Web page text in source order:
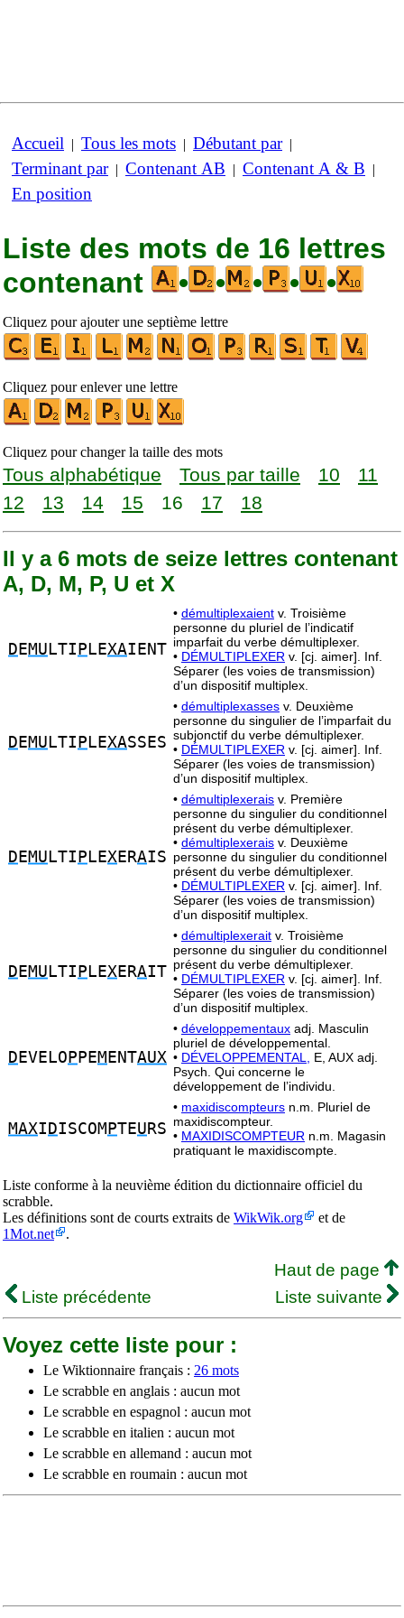
Accueil | Tous les mots | Débutant par|
Terminant par| Contenant AB | Contenant A & B |
En position
Liste des mots de 16 lettres
contenant
• • • • •
Cliquez pour ajouter une septième lettre
Cliquez pour enlever une lettre
Cliquez pour changer la taille des mots
Tous alphabétique Tous par taille 10
11
12
13 14 15 16 17 18
Il y a 6 mots de seize lettres contenant
A, D, M, P, U et X
D EMU LTI P LEXAIENT
• démultiplexaient v. Troisième
personne du pluriel de l’indicatif
imparfait du verbe démultiplexer.
• DÉMULTIPLEXER v. [cj. aimer]. Inf.
Séparer (les voies de transmission)
d’un dispositif multiplex.
D EMU LTI P LEXASSES
• démultiplexasses v. Deuxième
personne du singulier de l’imparfait du
subjonctif du verbe démultiplexer.
• DÉMULTIPLEXER v. [cj. aimer]. Inf.
Séparer (les voies de transmission)
d’un dispositif multiplex.
D EMU LTI P LEXERAIS
• démultiplexerais v. Première
personne du singulier du conditionnel
présent du verbe démultiplexer.
• démultiplexerais v. Deuxième
personne du singulier du conditionnel
présent du verbe démultiplexer.
• DÉMULTIPLEXER v. [cj. aimer]. Inf.
Séparer (les voies de transmission)
d’un dispositif multiplex.
D EMU LTI P LEXERAIT
• démultiplexerait v. Troisième
personne du singulier du conditionnel
présent du verbe démultiplexer.
• DÉMULTIPLEXER v. [cj. aimer]. Inf.
Séparer (les voies de transmission)
d’un dispositif multiplex.
D EVELO P PEM ENTAUX
• développementaux adj. Masculin
pluriel de développemental.
• DÉVELOPPEMENTAL,
E, AUX adj.
Psych. Qui concerne le
développement de l’individu.
MAXI DISCOM PTEU RS
• maxidiscompteurs n.m. Pluriel de
maxidiscompteur.
• MAXIDISCOMPTEUR n.m. Magasin
pratiquant le maxidiscompte.
Liste conforme à la neuvième édition du dictionnaire officiel du
scrabble.
Les définitions sont de courts extraits de WikWik.org
et de
1Mot.net
.
Haut de page
Liste précédente
Liste suivante
Voyez cette liste pour :
Le Wiktionnaire français : 26 mots
Le scrabble en anglais : aucun mot
Le scrabble en espagnol : aucun mot
Le scrabble en italien : aucun mot
Le scrabble en allemand : aucun mot
Le scrabble en roumain : aucun mot